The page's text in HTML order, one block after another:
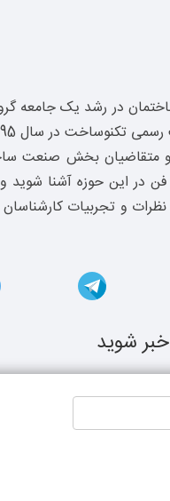
در رشد یک جامعه
و متقاضیان بخش صنعت
در این حوزه آشنا شوید
نظرات و تجربیات
شوید